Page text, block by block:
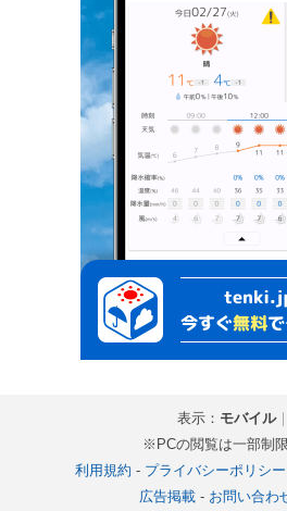
表示： モバイル｜
※PCの閲覧は一部制
利用規約 - プライバシーポリシー
広告掲載- お問い合わ